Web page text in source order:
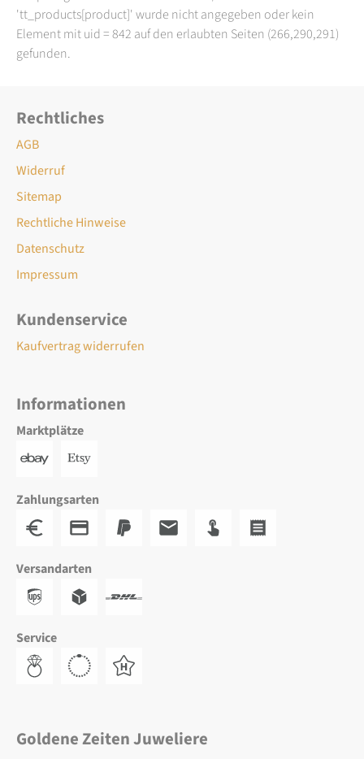
'tt_products[product]' wurde nicht angegeben oder kein
Element mit uid = 842 auf den erlaubten Seiten (266,290,291)
gefunden.
Rechtliches
AGB
Widerruf
Sitemap
Rechtliche Hinweise
Datenschutz
Impressum
Kundenservice
Kaufvertrag widerrufen
Informationen
Marktplätze
Zahlungsarten
Versandarten
Service
Goldene Zeiten Juweliere